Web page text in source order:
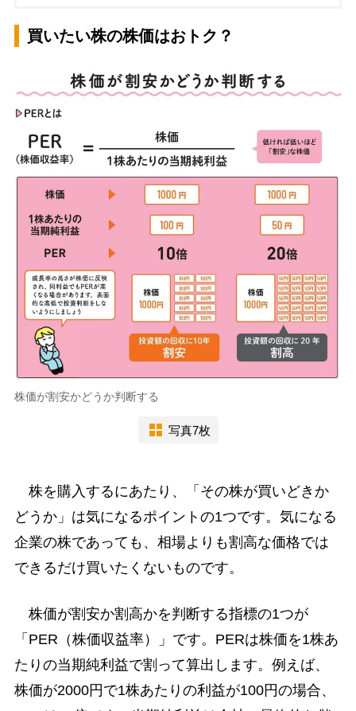
買いたい株の株価はおトク？
株価が割安かどうか判断する
写真7枚
株を購入するにあたり、「その株が買いどきか
どうか」は気になるポイントの1つです。気になる
企業の株であっても、相場よりも割高な価格では
できるだけ買いたくないものです。
株価が割安か割高かを判断する指標の1つが
「PER（株価収益率）」です。PERは株価を1株あ
たりの当期純利益で割って算出します。例えば、
株価が2000円で1株あたりの利益が100円の場合、